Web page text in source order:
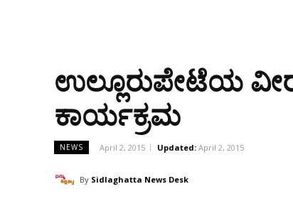
ಉಲ್ಲೂರುಪೇಟೆಯ
ಕಾರ್ಯಕ್ರಮ
NEWS April 2, 2015 Updated: April 2, 2015
By Sidlaghatta News Desk